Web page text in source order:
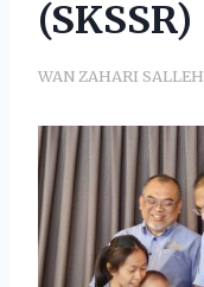
(SKSSR)
WAN ZAHARI SALLEH